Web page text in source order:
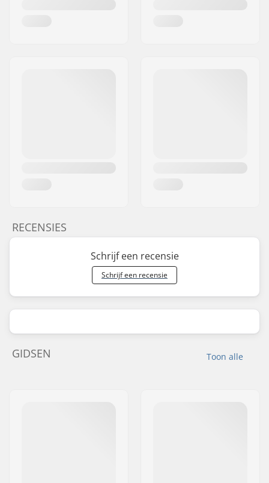
RECENSIES
Schrijf een recensie
Schrijf een recensie
Toon alle
GIDSEN